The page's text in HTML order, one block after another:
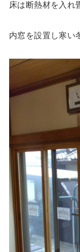
床は断熱材を入
内窓を設置し寒い